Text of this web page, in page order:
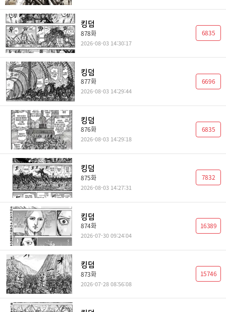
킹덤
878화
2026-08-03 14:30:17
6835
킹덤
877화
2026-08-03 14:29:44
6696
킹덤
876화
2026-08-03 14:29:18
6835
킹덤
875화
2026-08-03 14:27:31
7832
킹덤
874화
2026-07-30 09:24:04
16389
킹덤
873화
2026-07-28 08:56:08
15746